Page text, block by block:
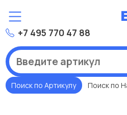
+7 495 770 47 88
Поиск по Артикулу Поиск по